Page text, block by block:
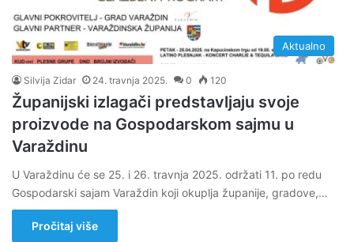
Aktualno
Silvija Zidar 24. travnja 2025. 0 120
Županijski izlagači predstavljaju svoje
proizvode na Gospodarskom sajmu u
Varaždinu
U Varaždinu će se 25. i 26. travnja 2025. održati 11. po redu
Gospodarski sajam Varaždin koji okuplja županije, gradove,…
Pročitaj više